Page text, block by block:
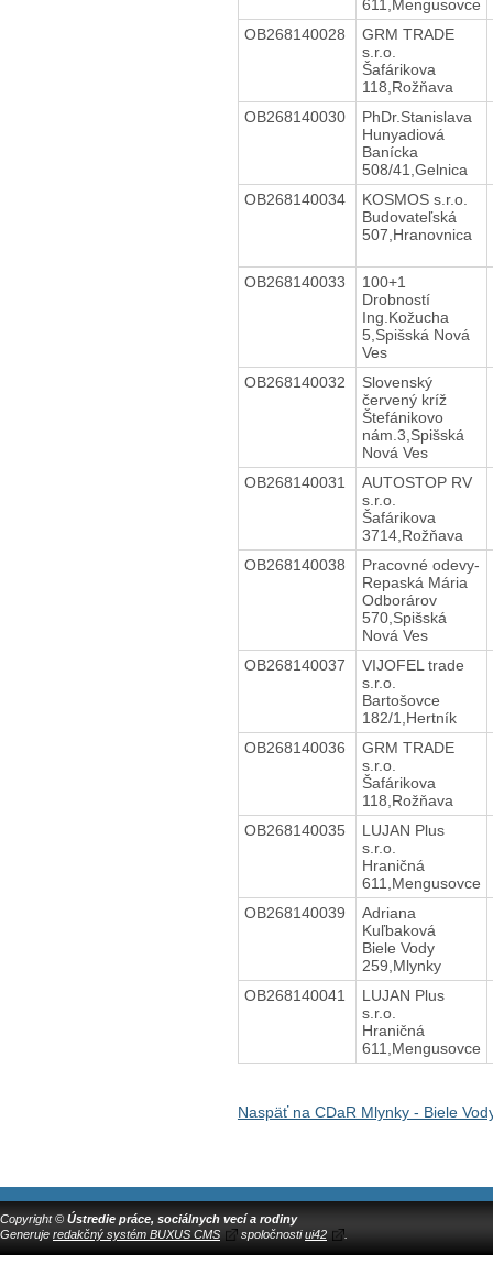
611,Mengusovce
OB268140028
GRM TRADE
s.r.o.
Šafárikova
118,Rožňava
OB268140030
PhDr.Stanislava
Hunyadiová
Banícka
508/41,Gelnica
OB268140034
KOSMOS s.r.o.
Budovateľská
507,Hranovnica
OB268140033
100+1
Drobností
Ing.Kožucha
5,Spišská Nová
Ves
OB268140032
Slovenský
červený kríž
Štefánikovo
nám.3,Spišská
Nová Ves
OB268140031
AUTOSTOP RV
s.r.o.
Šafárikova
3714,Rožňava
OB268140038
Pracovné odevy-
Repaská Mária
Odborárov
570,Spišská
Nová Ves
OB268140037
VIJOFEL trade
s.r.o.
Bartošovce
182/1,Hertník
OB268140036
GRM TRADE
s.r.o.
Šafárikova
118,Rožňava
OB268140035
LUJAN Plus
s.r.o.
Hraničná
611,Mengusovce
OB268140039
Adriana
Kuľbaková
Biele Vody
259,Mlynky
OB268140041
LUJAN Plus
s.r.o.
Hraničná
611,Mengusovce
Naspäť na CDaR Mlynky - Biele
Copyright © Ústredie práce, sociálnych vecí a rodiny
Generuje redakčný systém BUXUS CMS spoločnostiui42